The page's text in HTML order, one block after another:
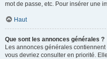
mot de passe, etc. Pour insérer une
Haut
Que sont les annonces générales ?
Les annonces générales
vous devriez consulter en priorité.